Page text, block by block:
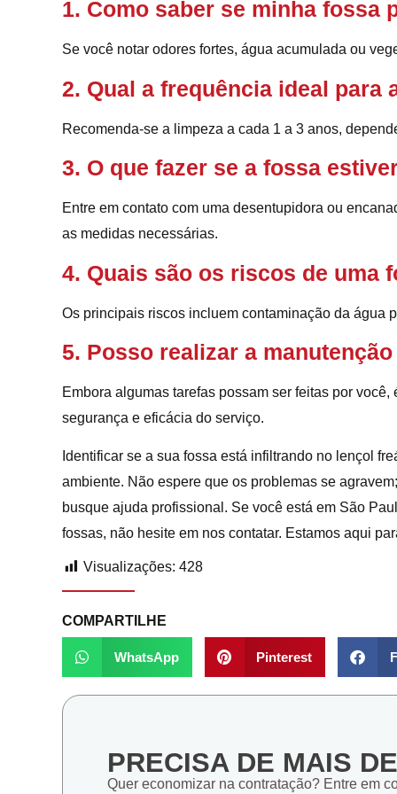
1. Como saber se minha fossa
Se você notar odores fortes, água acumulada ou
2. Qual a frequência ideal para
Recomenda-se a limpeza a cada 1 a 3 anos,
3. O que fazer se a fossa
Entre em contato com uma desentupidora ou
as medidas necessárias.
4. Quais são os riscos de uma
Os principais riscos incluem contaminação da água
5. Posso realizar a
Embora algumas tarefas possam ser feitas por
segurança e eficácia do serviço.
Identificar se a sua fossa está infiltrando no lençol
ambiente. Não espere que os problemas se
busque ajuda profissional. Se você está em São
fossas, não hesite em nos contatar. Estamos aqui
Visualizações: 428
COMPARTILHE
WhatsApp Pinterest
PRECISA DE MAIS
Quer economizar na contratação? Entre em